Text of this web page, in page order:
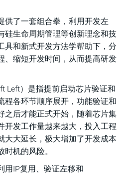
供了一套组合拳，利用开发左
硅生命周期管理等创新理念和技
具和新式开发方法学帮助下，分
、缩短开发时间，从而提高研发
Left）是指提前启动芯片验证和
程各环节顺序展开，功能验证和
之后才能正式开始，随着芯片集
开发工作量越来越大，投入工程
大大延长，极大增加了开发成本
机的风险。
用IP复用、验证左移和